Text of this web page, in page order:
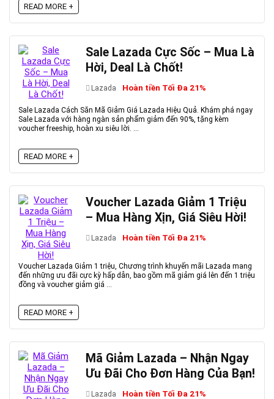
READ MORE +
Sale Lazada Cực Sốc – Mua Là
Hời, Deal Là Chốt!
Lazada Hoàn tiền Tối Đa 21%
Sale Lazada Cách Săn Mã Giảm Giá Lazada Hiệu Quả. Khám phá ngay
Sale Lazada với hàng ngàn sản phẩm giảm đến 90%, tặng kèm
voucher freeship, hoàn xu siêu lời. ...
READ MORE +
Voucher Lazada Giảm 1 Triệu
– Mua Hàng Xịn, Giá Siêu Hời!
Lazada Hoàn tiền Tối Đa 21%
Voucher Lazada Giảm 1 triệu, Chương trình khuyến mãi Lazada mang
đến những ưu đãi cực kỳ hấp dẫn, bao gồm mã giảm giá lên đến 1 triệu
đồng và voucher giảm giá ...
READ MORE +
Mã Giảm Lazada – Nhận Ngay
Ưu Đãi Cho Đơn Hàng Của Bạn!
Lazada Hoàn tiền Tối Đa 21%